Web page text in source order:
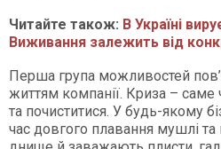
Читайте також: В Україні
Виживання залежить від
Перша група можливостей
життям компанії. Криза – саме
та почиститися. У будь-якому
час довгого плавання мушлі